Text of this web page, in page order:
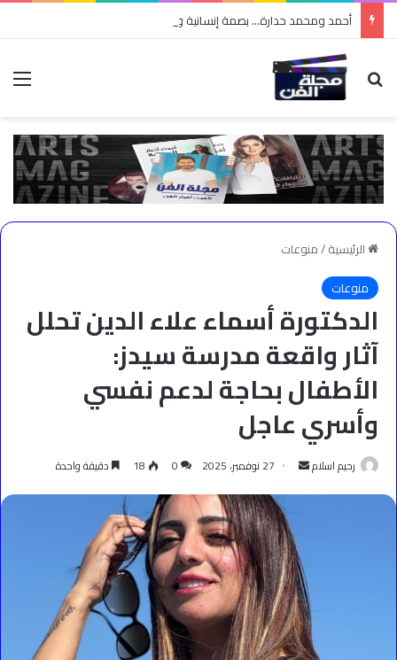
بحث عن
الرئيسية/منوعات
منوعات
الدكتورة أسماء علاء الدين تحلل
آثار واقعة مدرسة سيدز:
الأطفال بحاجة لدعم نفسي
وأسري عاجل
رحيم اسلام
أرسل
إلكترونيا
27 نوفمبر، 2025 0
18 دقيقة واحدة